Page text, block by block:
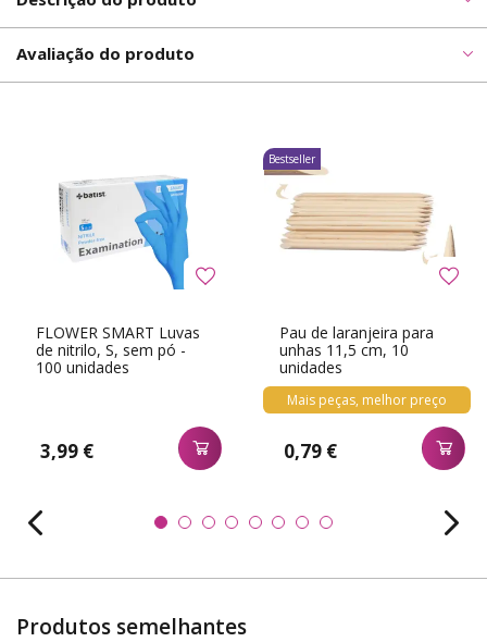
Avaliação do produto
FLOWER SMART Luvas
de nitrilo, S, sem pó -
100 unidades
3,99 €
Pau de laranjeira para
unhas 11,5 cm, 10
unidades
Mais peças, melhor preço
0,79 €
Bestseller
Produtos semelhantes